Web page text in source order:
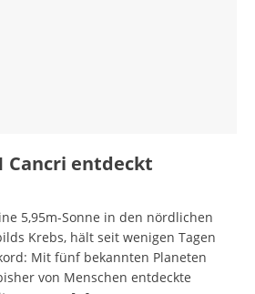
Cancri entdeckt
5,95m-Sonne in den nördlichen
Krebs, hält seit wenigen Tagen
Mit fünf bekannten Planeten
von Menschen entdeckte